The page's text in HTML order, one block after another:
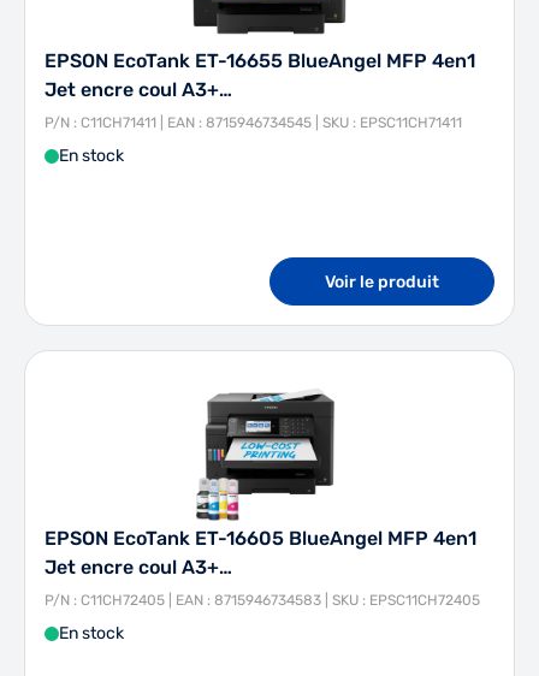
EPSON EcoTank ET-16655 BlueAngel MFP 4en1
Jet encre coul A3+…
P/N : C11CH71411 | EAN : 8715946734545 | SKU : EPSC11CH71411
En stock
Voir le produit
EPSON EcoTank ET-16605 BlueAngel MFP 4en1
Jet encre coul A3+…
P/N : C11CH72405 | EAN : 8715946734583 | SKU : EPSC11CH72405
En stock